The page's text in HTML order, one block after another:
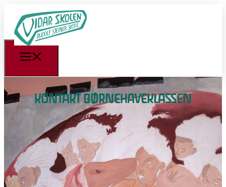
KONTAKT BØRNEHAVEKLASSEN